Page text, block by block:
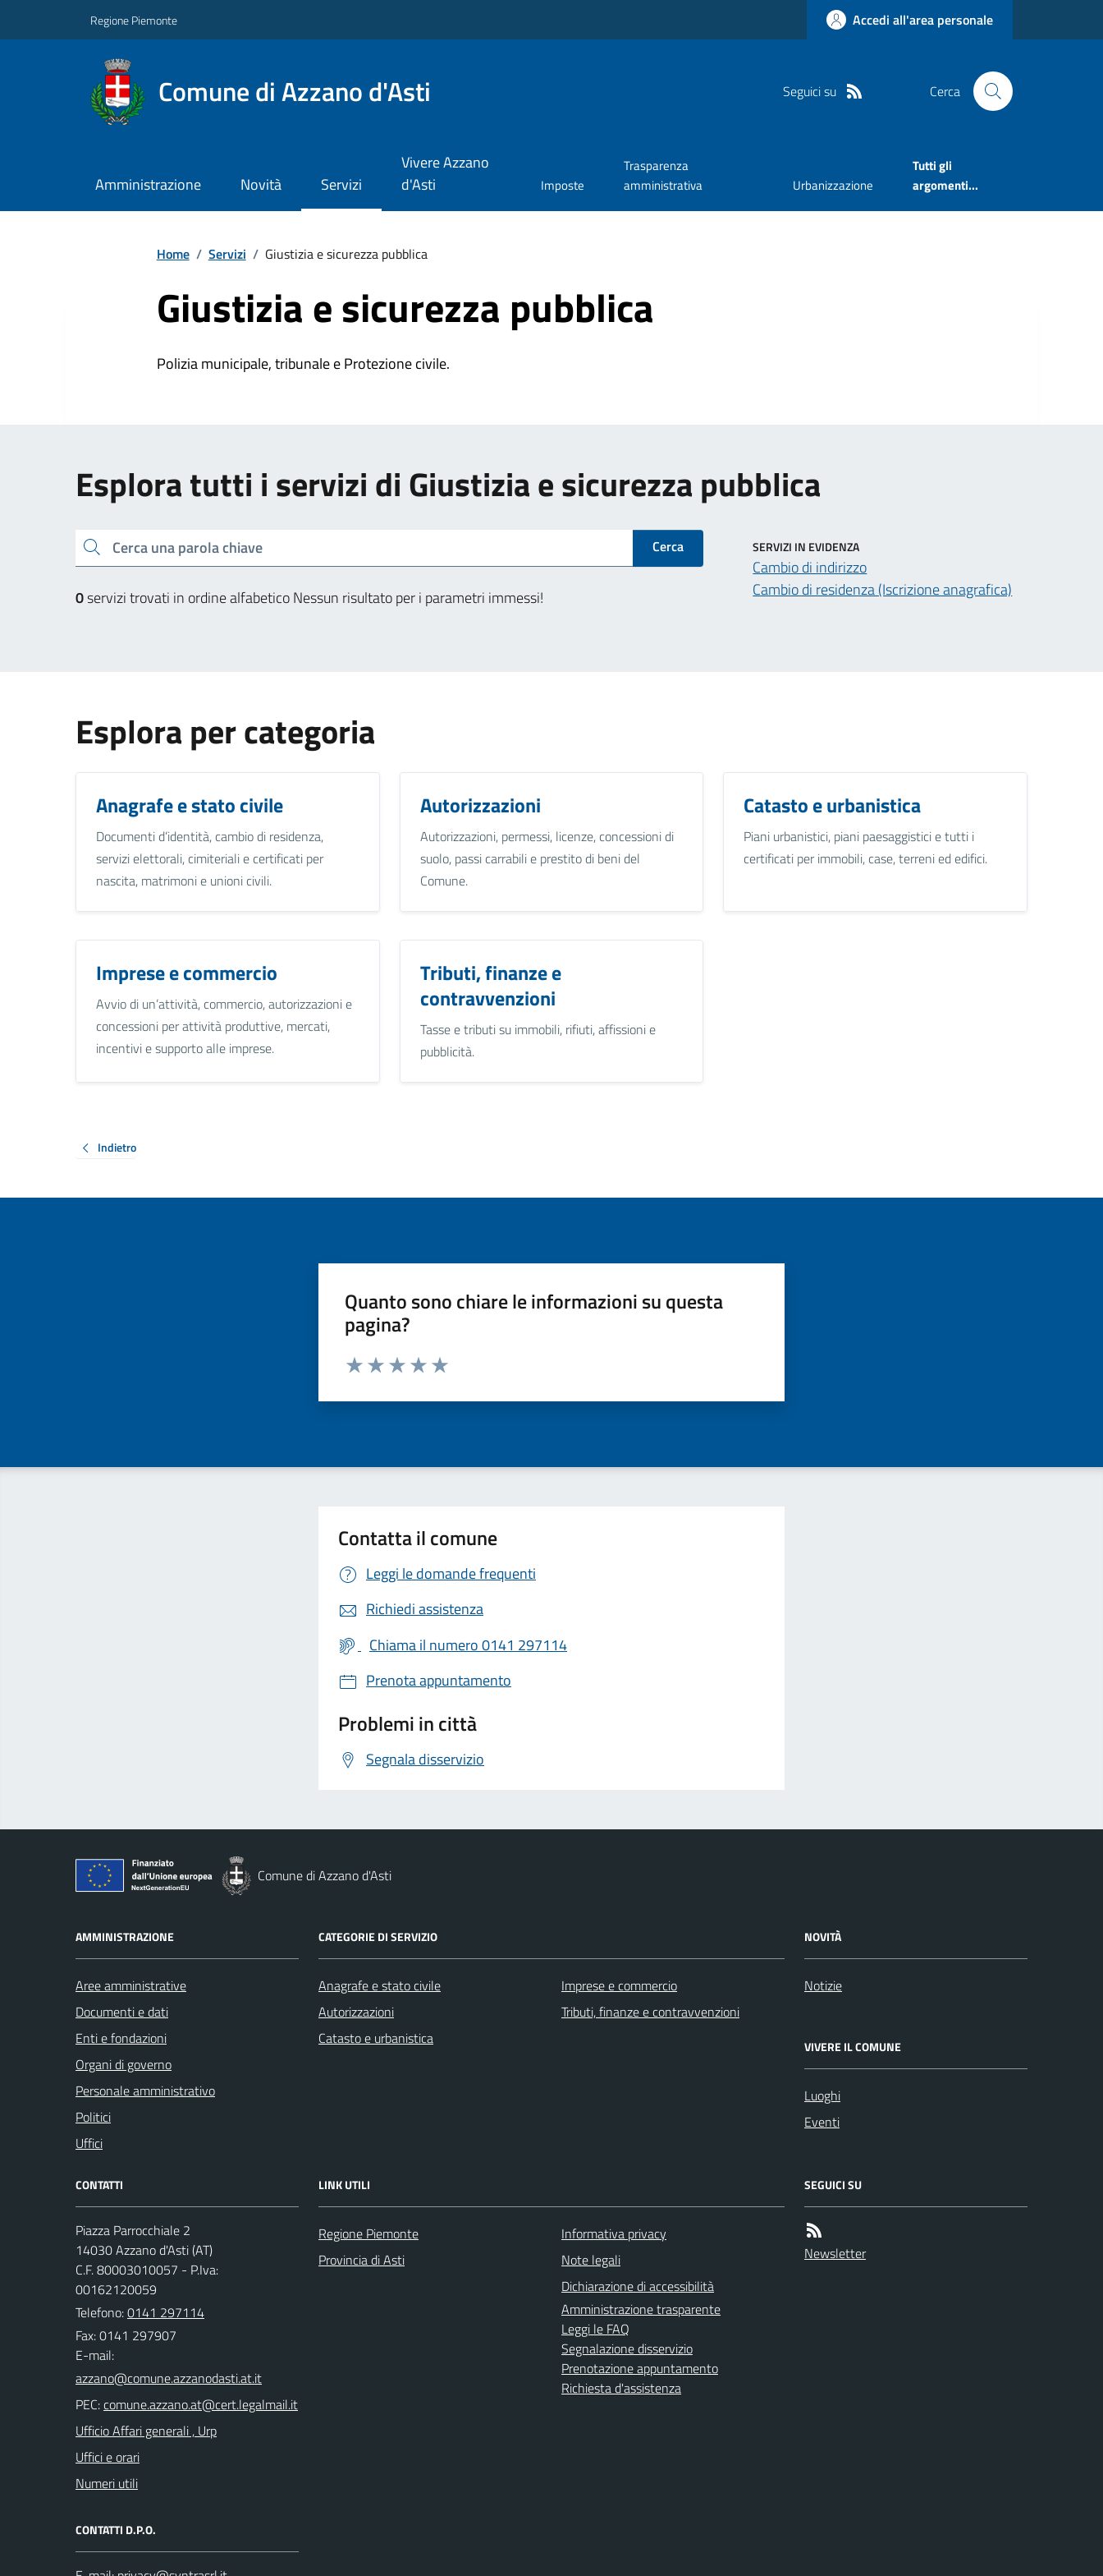
Regione Piemonte Accedi all'area personale
Comune di Azzano d'Asti Seguici su Cerca
Amministrazione Novità Servizi
Vivere Azzano
d'Asti
Imposte
Trasparenza
amministrativa
Urbanizzazione
Tutti gli
argomenti...
Home / Servizi / Giustizia e sicurezza pubblica
Giustizia e sicurezza pubblica
Polizia municipale, tribunale e Protezione civile.
Esplora tutti i servizi di Giustizia e sicurezza pubblica
Cerca una parola chiave Cerca
0servizi trovati in ordine alfabeticoNessun risultato per i parametri immessi!
SERVIZI IN EVIDENZA
Cambio di indirizzo
Cambio di residenza (Iscrizione anagrafica)
Esplora per categoria
Anagrafe e stato civile
Documenti d’identità, cambio di residenza,
servizi elettorali, cimiteriali e certificati per
nascita, matrimoni e unioni civili.
Autorizzazioni
Autorizzazioni, permessi, licenze, concessioni di
suolo, passi carrabili e prestito di beni del
Comune.
Catasto e urbanistica
Piani urbanistici, piani paesaggistici e tutti i
certificati per immobili, case, terreni ed edifici.
Imprese e commercio
Avvio di un’attività, commercio, autorizzazioni e
concessioni per attività produttive, mercati,
incentivi e supporto alle imprese.
Tributi, finanze e
contravvenzioni
Tasse e tributi su immobili, rifiuti, affissioni e
pubblicità.
Indietro
Quanto sono chiare le informazioni su questa
pagina?
Valuta da 1 a 5 stelle la pagina
Contatta il comune
Leggi le domande frequenti
Richiedi assistenza
Chiama il numero 0141 297114
Prenota appuntamento
Problemi in città
Segnala disservizio
Comune di Azzano d'Asti
AMMINISTRAZIONE
Aree amministrative
Documenti e dati
Enti e fondazioni
Organi di governo
Personale amministrativo
Politici
Uffici
CATEGORIE DI SERVIZIO
Anagrafe e stato civile
Autorizzazioni
Catasto e urbanistica
Imprese e commercio
Tributi, finanze e contravvenzioni
NOVITÀ
Notizie
VIVERE IL COMUNE
Luoghi
Eventi
CONTATTI
Piazza Parrocchiale 2
14030 Azzano d'Asti (AT)
C.F. 80003010057 - P.Iva:
00162120059
Telefono:0141 297114
Fax: 0141 297907
E-mail:
PEC:
Ufficio Affari generali , Urp
Uffici e orari
Numeri utili
CONTATTI D.P.O.
LINK UTILI
Regione Piemonte
Provincia di Asti
Informativa privacy
Note legali
Dichiarazione di accessibilità
Amministrazione trasparente
Leggi le FAQ
Segnalazione disservizio
Prenotazione appuntamento
Richiesta d'assistenza
SEGUICI SU
Newsletter